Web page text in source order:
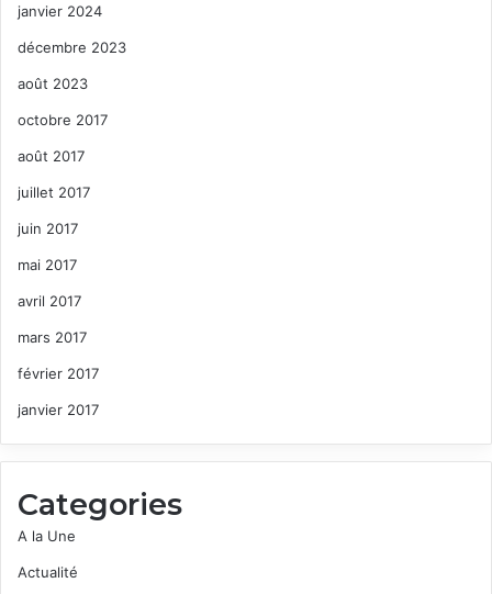
janvier 2024
décembre 2023
août 2023
octobre 2017
août 2017
juillet 2017
juin 2017
mai 2017
avril 2017
mars 2017
février 2017
janvier 2017
Categories
A la Une
Actualité